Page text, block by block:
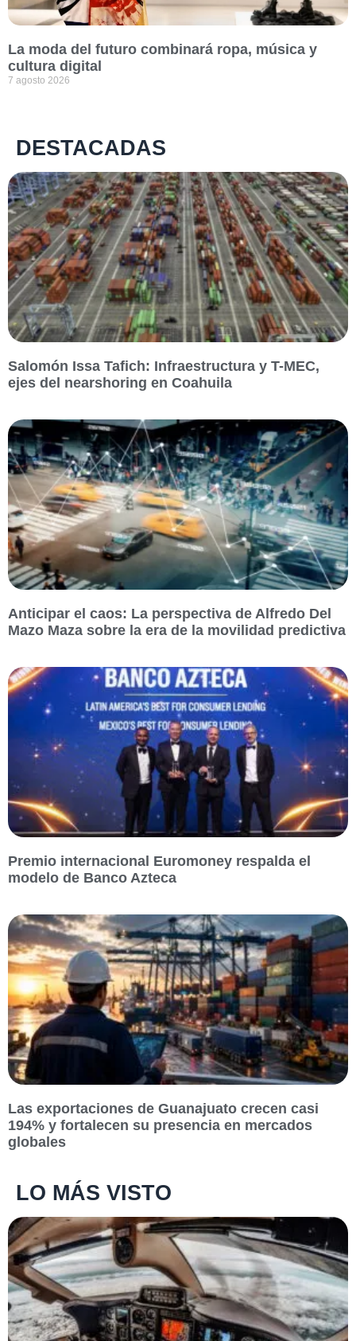
La moda del futuro combinará ropa, música y
cultura digital
7 agosto 2026
DESTACADAS
Salomón Issa Tafich: Infraestructura y T-MEC,
ejes del nearshoring en Coahuila
Anticipar el caos: La perspectiva de Alfredo Del
Mazo Maza sobre la era de la movilidad predictiva
Premio internacional Euromoney respalda el
modelo de Banco Azteca
Las exportaciones de Guanajuato crecen casi
194% y fortalecen su presencia en mercados
globales
LO MÁS VISTO